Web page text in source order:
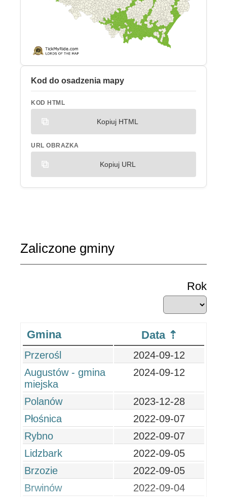
Kod do osadzenia mapy
KOD HTML
Kopiuj HTML
URL OBRAZKA
Kopiuj URL
Zaliczone gminy
Rok
Gmina Data
Przerośl
2024-09-12
Augustów - gmina
miejska
2024-09-12
Polanów
2023-12-28
Płośnica
2022-09-07
Rybno
2022-09-07
Lidzbark
2022-09-05
Brzozie
2022-09-05
Brwinów
2022-09-04